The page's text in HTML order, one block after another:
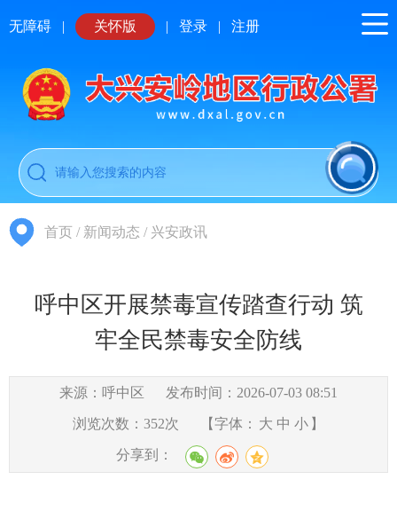
无障碍 | 关怀版 | 登录 | 注册
首页 / 新闻动态 / 兴安政讯
呼中区开展禁毒宣传踏查行动 筑
牢全民禁毒安全防线
来源：呼中区 发布时间：2026-07-03 08:51
浏览次数： 352次 【字体： 大 中 小 】
分享到：